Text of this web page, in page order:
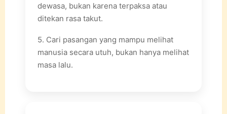
dewasa, bukan karena terpaksa atau
ditekan rasa takut.
5. Cari pasangan yang mampu melihat
manusia secara utuh, bukan hanya melihat
masa lalu.